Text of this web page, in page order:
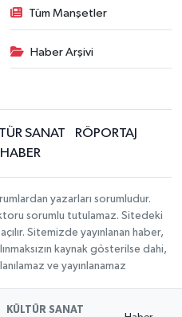
Tüm Manşetler
Haber Arşivi
SANAT
RÖPORTAJ
yazarları sorumludur.
sorumlu tutulamaz. Sitedeki
Sitemizde yayınlanan haber,
kaynak gösterilse dahi,
ve yayınlanamaz
KÜLTÜR SANAT